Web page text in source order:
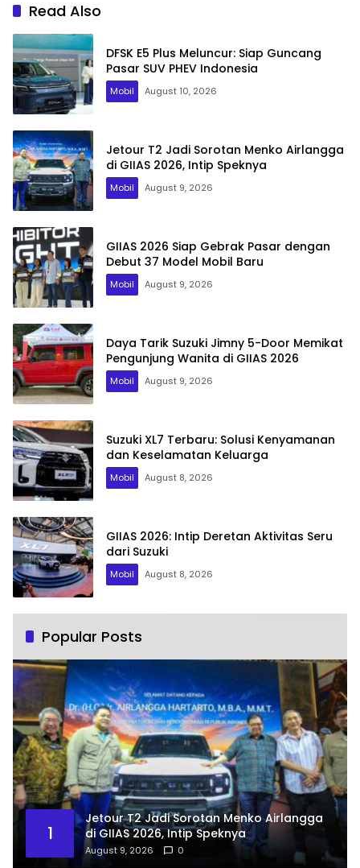
Read Also
DFSK E5 Plus Meluncur: Siap Guncang
Pasar SUV PHEV Indonesia
Mobil August 10, 2026
Jetour T2 Jadi Sorotan Menko Airlangga
di GIIAS 2026, Intip Speknya
Mobil August 9, 2026
GIIAS 2026 Siap Gebrak Pasar dengan
Debut 37 Model Mobil Baru
Mobil August 9, 2026
Daya Tarik Suzuki Jimny 5-Door Memikat
Pengunjung Wanita di GIIAS 2026
Mobil August 9, 2026
Suzuki XL7 Terbaru: Solusi Kenyamanan
dan Keselamatan Keluarga
Mobil August 8, 2026
GIIAS 2026: Intip Deretan Aktivitas Seru
dari Suzuki
Mobil August 8, 2026
Popular Posts
1
Jetour T2 Jadi Sorotan Menko Airlangga
di GIIAS 2026, Intip Speknya
August 9, 2026 0